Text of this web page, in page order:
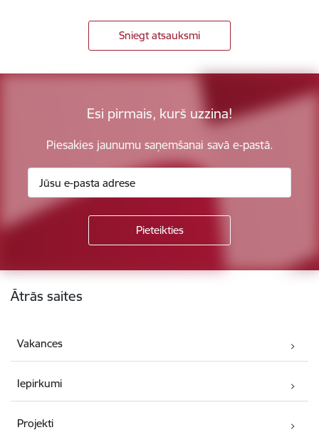
Sniegt atsauksmi
Esi pirmais, kurš uzzina!
Piesakies jaunumu saņemšanai savā e-pastā.
Kājene
Ātrās saites
Vakances
Iepirkumi
Projekti